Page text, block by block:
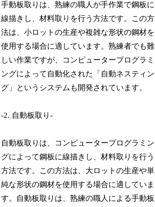
手動板取りは、熟練の職人が手作業で鋼板に
線描きし、材料取りを行う方法です。この方
法は、小ロットの生産や複雑な形状の鋼材を
使用する場合に適しています。熟練者でも難
しい作業ですが、コンピュータープログラミ
ングによって自動化された「自動ネスティン
グ」というシステムも開発されています。
-2. 自動板取り-
自動板取りは、コンピュータープログラミン
グによって鋼板に線描きし、材料取りを行う
方法です。この方法は、大ロットの生産や単
純な形状の鋼材を使用する場合に適していま
す。自動板取りは、熟練の職人による手動板